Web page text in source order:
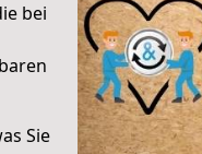
bei
Sie